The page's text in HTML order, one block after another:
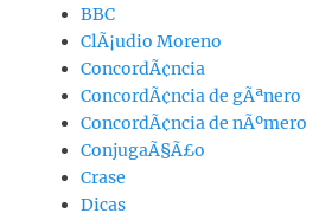
BBC
ClÃ¡udio Moreno
ConcordÃ¢ncia
ConcordÃ¢ncia de gÃªnero
ConcordÃ¢ncia de nÃºmero
ConjugaÃ§Ã£o
Crase
Dicas